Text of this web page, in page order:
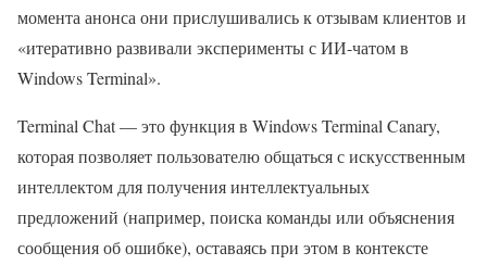
момента анонса они прислушивались к отзывам клиентов и
«итеративно развивали эксперименты с ИИ-чатом в
Windows Terminal».
Terminal Chat — это функция в Windows Terminal Canary,
которая позволяет пользователю общаться с искусственным
интеллектом для получения интеллектуальных
предложений (например, поиска команды или объяснения
сообщения об ошибке), оставаясь при этом в контексте